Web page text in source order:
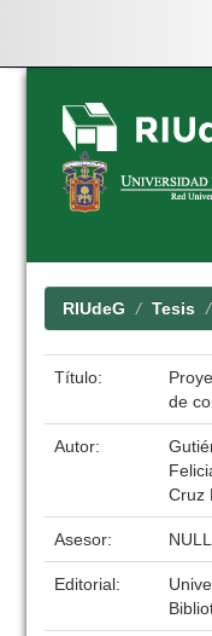
Skip
navigation
RIUdeG Tesis
Título:
de
Autor:
Cruz
Asesor: NULL
Editorial: